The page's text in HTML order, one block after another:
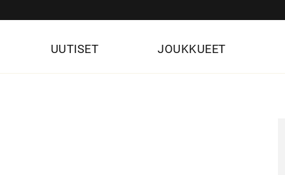
UUTISET JOUKKUEET